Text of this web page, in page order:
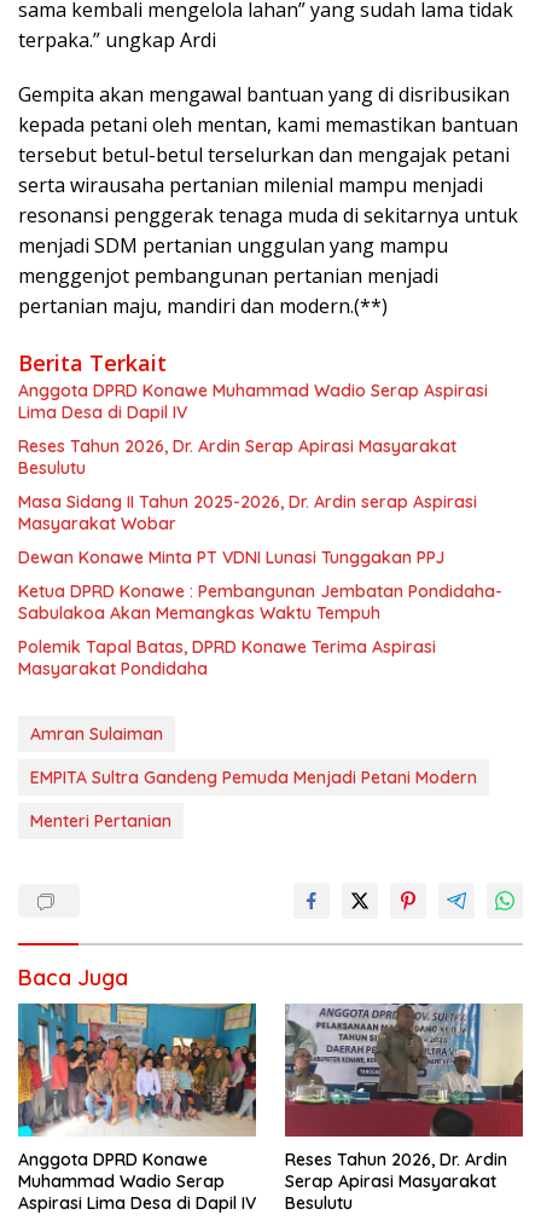
sama kembali mengelola lahan” yang sudah lama tidak
terpaka.” ungkap Ardi
Gempita akan mengawal bantuan yang di disribusikan
kepada petani oleh mentan, kami memastikan bantuan
tersebut betul-betul terselurkan dan mengajak petani
serta wirausaha pertanian milenial mampu menjadi
resonansi penggerak tenaga muda di sekitarnya untuk
menjadi SDM pertanian unggulan yang mampu
menggenjot pembangunan pertanian menjadi
pertanian maju, mandiri dan modern.(**)
Berita Terkait
Anggota DPRD Konawe Muhammad Wadio Serap Aspirasi
Lima Desa di Dapil IV
Reses Tahun 2026, Dr. Ardin Serap Apirasi Masyarakat
Besulutu
Masa Sidang II Tahun 2025-2026, Dr. Ardin serap Aspirasi
Masyarakat Wobar
Dewan Konawe Minta PT VDNI Lunasi Tunggakan PPJ
Ketua DPRD Konawe : Pembangunan Jembatan Pondidaha-
Sabulakoa Akan Memangkas Waktu Tempuh
Polemik Tapal Batas, DPRD Konawe Terima Aspirasi
Masyarakat Pondidaha
Amran Sulaiman
EMPITA Sultra Gandeng Pemuda Menjadi Petani Modern
Menteri Pertanian
Baca Juga
Anggota DPRD Konawe
Muhammad Wadio Serap
Aspirasi Lima Desa di Dapil IV
Reses Tahun 2026, Dr. Ardin
Serap Apirasi Masyarakat
Besulutu